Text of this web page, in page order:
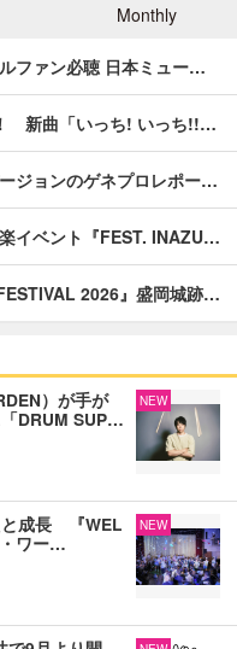
Monthly
ファン必聴 日本ミュー…
新曲「いっち! いっち!!…
ジョンのゲネプロレポー…
イベント『FEST. INAZU…
2026』盛岡城跡…
）が手が
DRUM SUP…
NEW
と成長 『WEL
ワー…
NEW